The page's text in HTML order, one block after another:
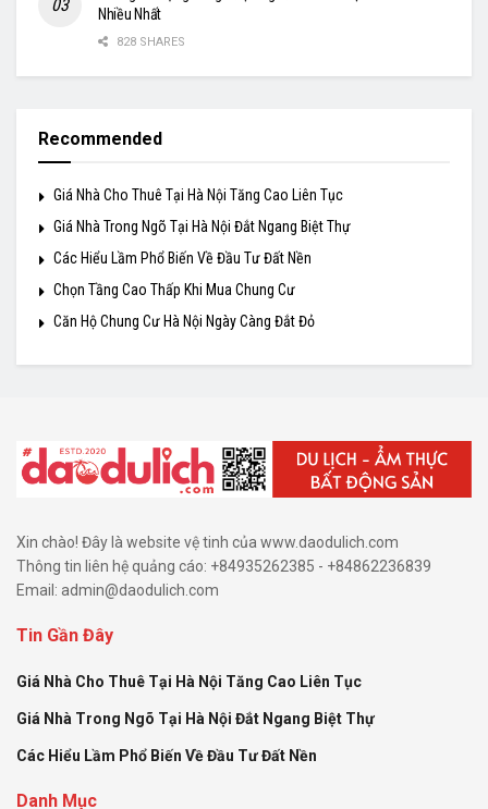
Nhiều Nhất
828 SHARES
Recommended
Giá Nhà Cho Thuê Tại Hà Nội Tăng Cao Liên Tục
Giá Nhà Trong Ngõ Tại Hà Nội Đắt Ngang Biệt Thự
Các Hiểu Lầm Phổ Biến Về Đầu Tư Đất Nền
Chọn Tầng Cao Thấp Khi Mua Chung Cư
Căn Hộ Chung Cư Hà Nội Ngày Càng Đắt Đỏ
Xin chào! Đây là website vệ tinh của www.daodulich.com
Thông tin liên hệ quảng cáo: +84935262385 - +84862236839
Email: admin@daodulich.com
Tin Gần Đây
Giá Nhà Cho Thuê Tại Hà Nội Tăng Cao Liên Tục
Giá Nhà Trong Ngõ Tại Hà Nội Đắt Ngang Biệt Thự
Các Hiểu Lầm Phổ Biến Về Đầu Tư Đất Nền
Danh Mục